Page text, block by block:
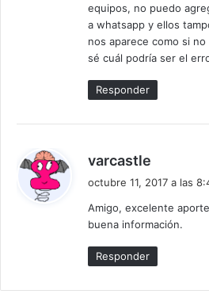
:
equipos, no puedo
a whatsapp y ellos
nos aparece como si
sé cuál podría ser el
Responder
varcastle
e
:
octubre 11, 2017 a las
Amigo, excelente
buena información.
Responder